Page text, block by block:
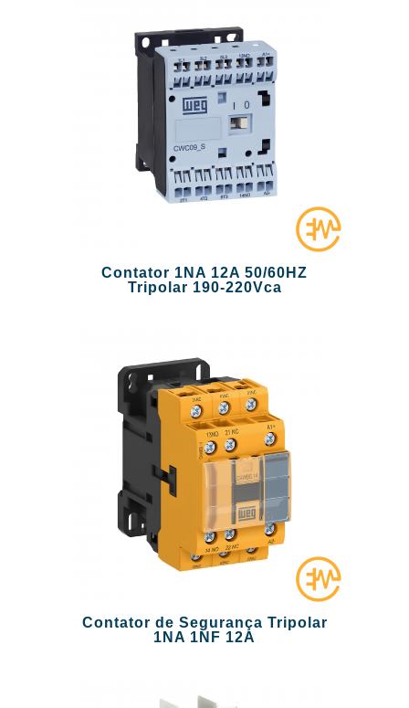
Contator 1NA 12A 50/60HZ
Tripolar 190-220Vca
Contator de Segurança Tripolar
1NA 1NF 12A